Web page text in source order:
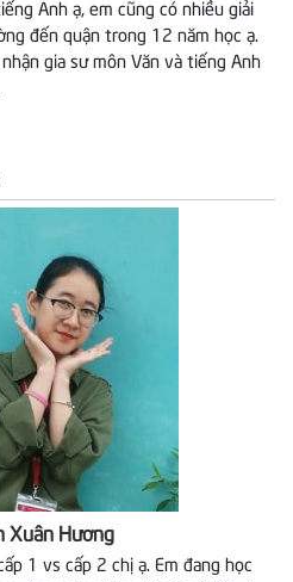
Anh ạ, em cũng có nhiều giải
đến quận trong 12 năm học ạ.
gia sư môn Văn và tiếng Anh
Xuân Hương
1 vs cấp 2 chị ạ. Em đang học